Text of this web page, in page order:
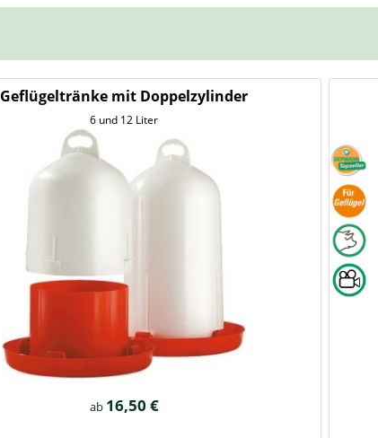
Geflügeltränke mit Doppelzylinder
6 und 12 Liter
ab 16,50 €